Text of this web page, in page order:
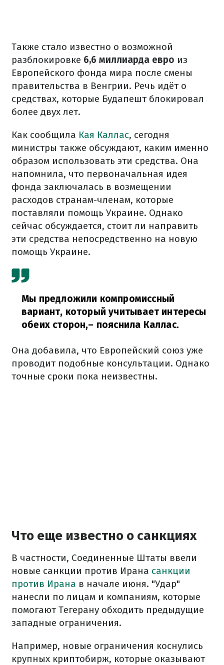
Также стало известно о возможной
разблокировке 6,6 миллиарда евро из
Европейского фонда мира после смены
правительства в Венгрии. Речь идёт о
средствах, которые Будапешт блокировал
более двух лет.
Как сообщила Кая Каллас, сегодня
министры также обсуждают, каким именно
образом использовать эти средства. Она
напомнила, что первоначальная идея
фонда заключалась в возмещении
расходов странам-членам, которые
поставляли помощь Украине. Однако
сейчас обсуждается, стоит ли направить
эти средства непосредственно на новую
помощь Украине.
Мы предложили компромиссный
вариант, который учитывает интересы
обеих сторон,– пояснила Каллас.
Она добавила, что Европейский союз уже
проводит подобные консультации. Однако
точные сроки пока неизвестны.
Что еще известно о санкциях
В частности, Соединенные Штаты ввели
новые санкции против Ирана санкции
против Ирана в начале июня. "Удар"
нанесли по лицам и компаниям, которые
помогают Тегерану обходить предыдущие
западные ограничения.
Например, новые ограничения коснулись
крупных криптобирж, которые оказывают